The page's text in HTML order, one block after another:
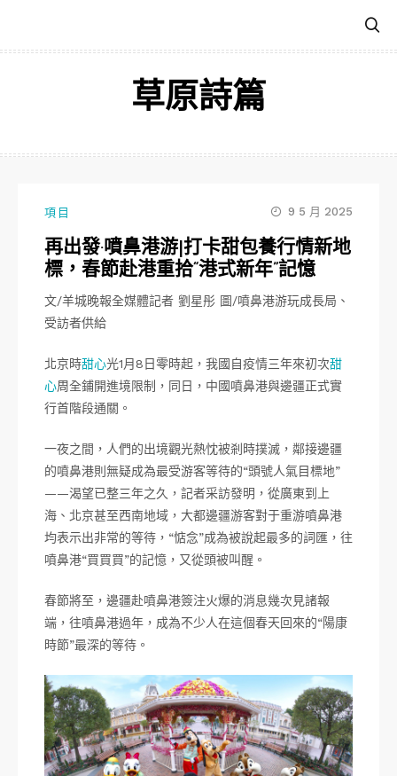
主
草原詩篇
項目 9 5 月 2025
再出發·噴鼻港游|打卡甜包養行情新地
標，春節赴港重拾“港式新年”記憶
文/羊城晚報全媒體記者 劉星彤 圖/噴鼻港游玩成長局、
受訪者供給
北京時甜心光1月8日零時起，我國自疫情三年來初次甜
心周全鋪開進境限制，同日，中國噴鼻港與邊疆正式實
行首階段通關。
一夜之間，人們的出境觀光熱忱被剎時撲滅，鄰接邊疆
的噴鼻港則無疑成為最受游客等待的“頭號人氣目標地”
——渴望已整三年之久，記者采訪發明，從廣東到上
海、北京甚至西南地域，大都邊疆游客對于重游噴鼻港
均表示出非常的等待，“惦念”成為被說起最多的詞匯，往
噴鼻港“買買買”的記憶，又從頭被叫醒。
春節將至，邊疆赴噴鼻港簽注火爆的消息幾次見諸報
端，往噴鼻港過年，成為不少人在這個春天回來的“陽康
時節”最深的等待。